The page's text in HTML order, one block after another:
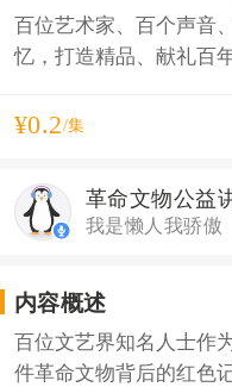
百位艺术家、百个声音
忆，打造精品、献礼百年
¥0.2/集
革命文物公益
我是懒人我骄傲
内容概述
百位文艺界知名人士作
件革命文物背后的红色记